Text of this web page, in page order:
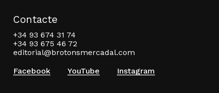
Contacte
+34 93 674 31 74
+34 93 675 46 72
editorial@brotonsmercadal.com
Facebook
YouTube Instagram